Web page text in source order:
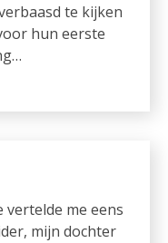
te kijken
hun eerste
vertelde me eens
mijn dochter